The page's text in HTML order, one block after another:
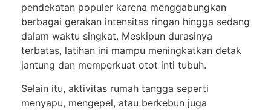
pendekatan populer karena menggabungkan
berbagai gerakan intensitas ringan hingga sedang
dalam waktu singkat. Meskipun durasinya
terbatas, latihan ini mampu meningkatkan detak
jantung dan memperkuat otot inti tubuh.
Selain itu, aktivitas rumah tangga seperti
menyapu, mengepel, atau berkebun juga